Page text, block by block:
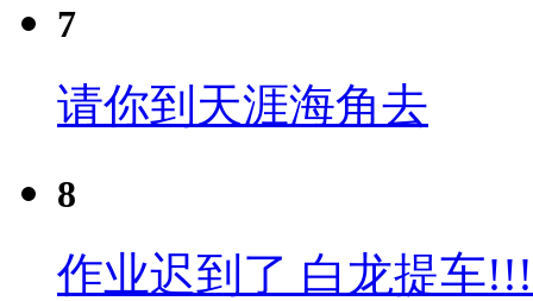
7
请你到天涯海角去
8
作业迟到了 白龙提车